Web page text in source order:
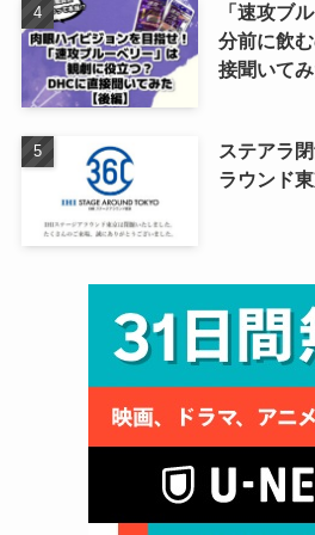
「速攻ブ
分前に飲
接聞いてみ
ステアラ
ラウンド